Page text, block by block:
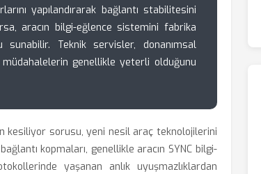
yapılandırarak bağlantı stabilitesini
aracın bilgi-eğlence sistemini fabrika
Teknik servisler, donanımsal
müdahalelerin genellikle yeterli olduğunu
kesiliyor sorusu, yeni nesil araç teknolojilerini
kopmaları, genellikle aracın SYNC bilgi-
yaşanan anlık uyuşmazlıklardan